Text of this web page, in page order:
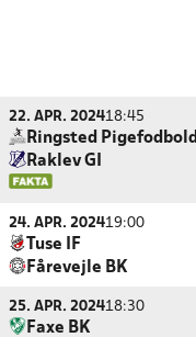
22. APR. 202418:45
Ringsted Pigefodbold
Raklev GI
24. APR. 202419:00
Tuse IF
Fårevejle BK
25. APR. 202418:30
Faxe BK